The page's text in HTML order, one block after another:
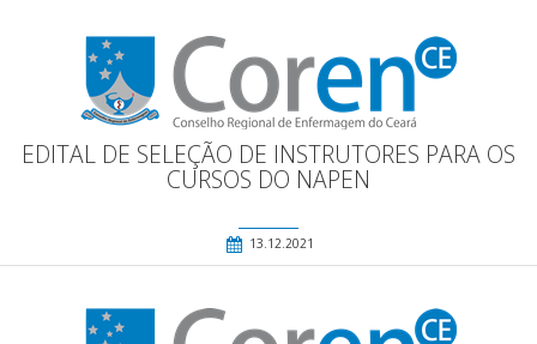
EDITAL DE SELEÇÃO DE INSTRUTORES PARA OS
CURSOS DO NAPEN
13.12.2021